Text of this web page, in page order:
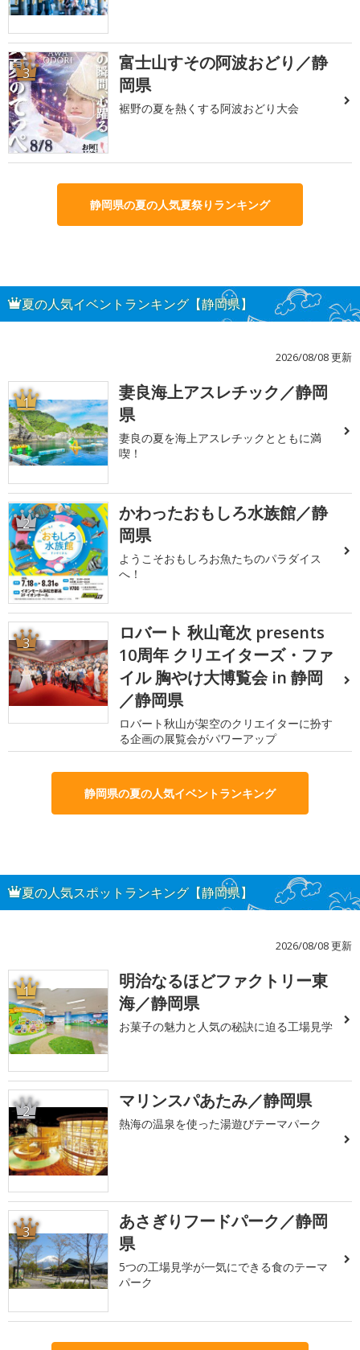
3
富士山すその阿波おどり／静
岡県
裾野の夏を熱くする阿波おどり大会
静岡県の夏の人気夏祭りランキング
夏の人気イベントランキング【静岡県】
2026/08/08 更新
1
妻良海上アスレチック／静岡
県
妻良の夏を海上アスレチックとともに満
喫！
2
かわったおもしろ水族館／静
岡県
ようこそおもしろお魚たちのパラダイス
へ！
3
ロバート 秋山竜次 presents
10周年 クリエイターズ・ファ
イル 胸やけ大博覧会 in 静岡
／静岡県
ロバート秋山が架空のクリエイターに扮す
る企画の展覧会がパワーアップ
静岡県の夏の人気イベントランキング
夏の人気スポットランキング【静岡県】
2026/08/08 更新
1
明治なるほどファクトリー東
海／静岡県
お菓子の魅力と人気の秘訣に迫る工場見学
2 マリンスパあたみ／静岡県
熱海の温泉を使った湯遊びテーマパーク
3
あさぎりフードパーク／静岡
県
5つの工場見学が一気にできる食のテーマ
パーク